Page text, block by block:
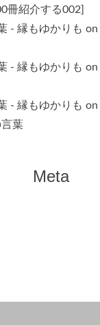
冊紹介する002]
- 縁もゆかりも on
- 縁もゆかりも on
- 縁もゆかりも on
葉
Meta